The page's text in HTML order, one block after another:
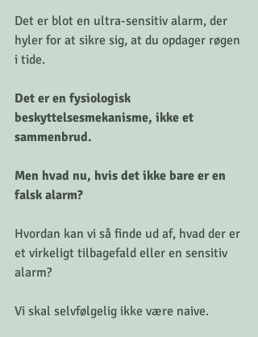
Det er blot en ultra-sensitiv alarm, der
hyler for at sikre sig, at du opdager røgen
i tide.
Det er en fysiologisk
beskyttelsesmekanisme, ikke et
sammenbrud.
Men hvad nu, hvis det ikke bare er en
falsk alarm?
Hvordan kan vi så finde ud af, hvad der er
et virkeligt tilbagefald eller en sensitiv
alarm?
Vi skal selvfølgelig ikke være naive.